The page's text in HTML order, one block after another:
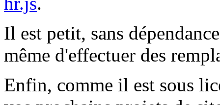
Il est petit, sans
même d'effectuer des
Enfin, comme il est sous